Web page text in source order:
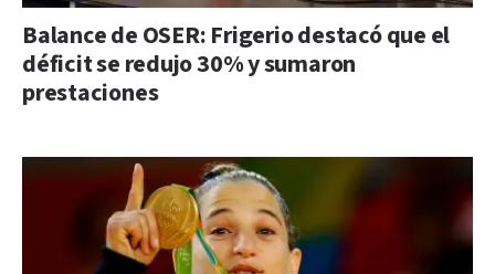
Balance de OSER: Frigerio destacó que el
déficit se redujo 30% y sumaron
prestaciones